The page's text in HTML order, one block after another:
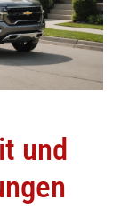
und